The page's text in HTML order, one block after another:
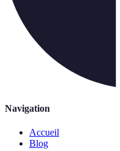
Navigation
Accueil
Blog